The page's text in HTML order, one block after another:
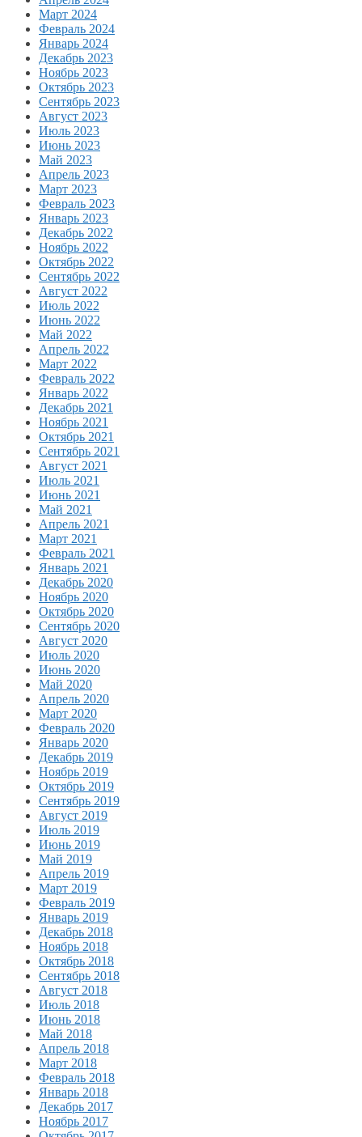
Март 2024
Февраль 2024
Январь 2024
Декабрь 2023
Ноябрь 2023
Октябрь 2023
Сентябрь 2023
Август 2023
Июль 2023
Июнь 2023
Май 2023
Апрель 2023
Март 2023
Февраль 2023
Январь 2023
Декабрь 2022
Ноябрь 2022
Октябрь 2022
Сентябрь 2022
Август 2022
Июль 2022
Июнь 2022
Май 2022
Апрель 2022
Март 2022
Февраль 2022
Январь 2022
Декабрь 2021
Ноябрь 2021
Октябрь 2021
Сентябрь 2021
Август 2021
Июль 2021
Июнь 2021
Май 2021
Апрель 2021
Март 2021
Февраль 2021
Январь 2021
Декабрь 2020
Ноябрь 2020
Октябрь 2020
Сентябрь 2020
Август 2020
Июль 2020
Июнь 2020
Май 2020
Апрель 2020
Март 2020
Февраль 2020
Январь 2020
Декабрь 2019
Ноябрь 2019
Октябрь 2019
Сентябрь 2019
Август 2019
Июль 2019
Июнь 2019
Май 2019
Апрель 2019
Март 2019
Февраль 2019
Январь 2019
Декабрь 2018
Ноябрь 2018
Октябрь 2018
Сентябрь 2018
Август 2018
Июль 2018
Июнь 2018
Май 2018
Апрель 2018
Март 2018
Февраль 2018
Январь 2018
Декабрь 2017
Ноябрь 2017